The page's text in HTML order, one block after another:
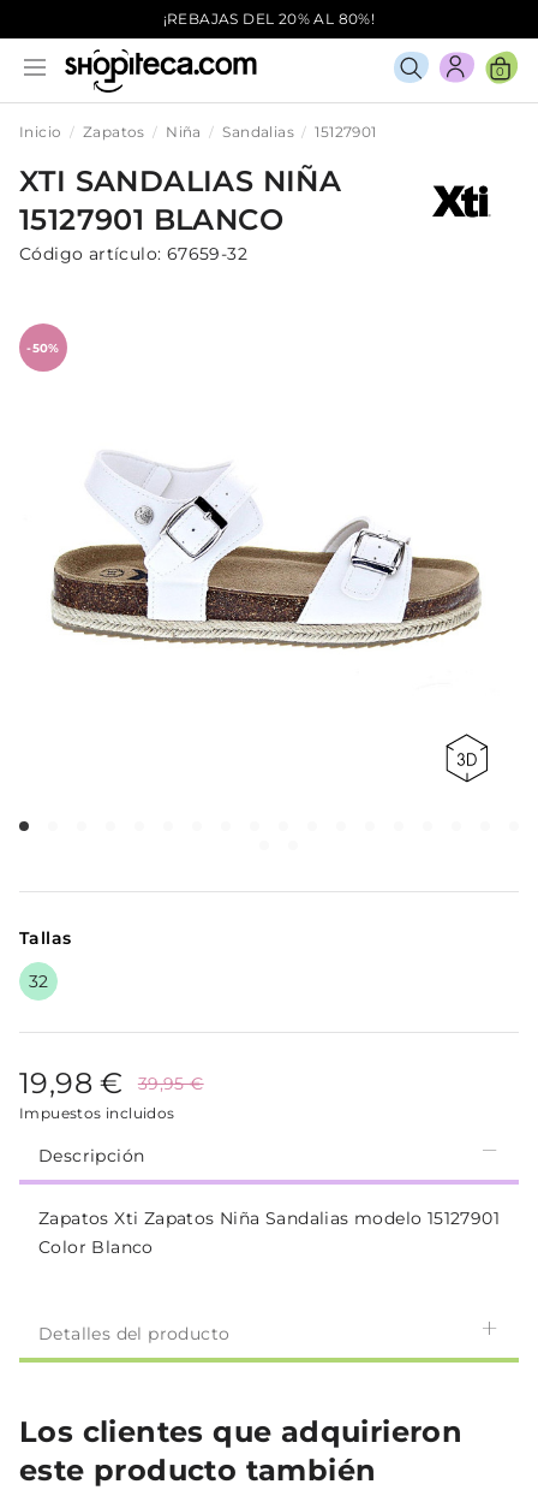
¡REBAJAS DEL 20% AL 80%!
0
Inicio Zapatos Niña Sandalias 15127901
XTI SANDALIAS NIÑA
15127901 BLANCO
Código artículo: 67659-32
-50%
Tallas
32
19,98 € 39,95 €
Impuestos incluidos
Descripción
Zapatos Xti Zapatos Niña Sandalias modelo 15127901
Color Blanco
Detalles del producto
Los clientes que adquirieron
este producto también